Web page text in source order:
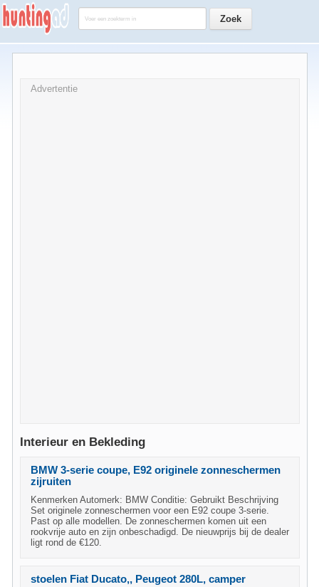
Advertentie
Interieur en Bekleding
BMW 3-serie coupe, E92 originele zonneschermen
zijruiten
Kenmerken Automerk: BMW Conditie: Gebruikt Beschrijving
Set originele zonneschermen voor een E92 coupe 3-serie.
Past op alle modellen. De zonneschermen komen uit een
rookvrije auto en zijn onbeschadigd. De nieuwprijs bij de dealer
ligt rond de €120.
stoelen Fiat Ducato,, Peugeot 280L, camper